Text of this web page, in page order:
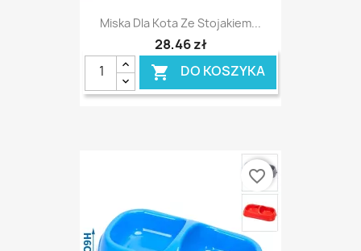
Miska Dla Kota Ze Stojakiem...
28,46 zł
 DO KOSZYKA
favorite_border